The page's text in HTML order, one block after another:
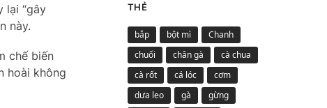
lại “gây
này.
chế biến
hoài không
THẺ
bắp bột mì
Chanh
chuối
chân gà
cà chua
cà rốt
cá lóc
cơm
dưa leo
gà
gừng